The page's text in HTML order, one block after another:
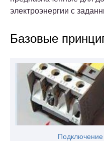
электроэнергии с
Базовые
Подключение